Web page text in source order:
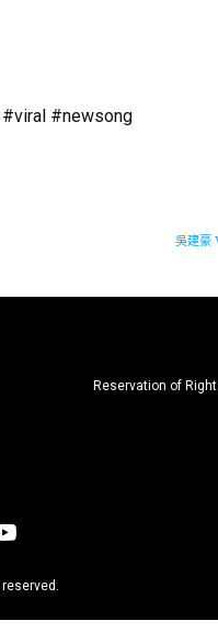
#newsong
吳建豪
Reservation of